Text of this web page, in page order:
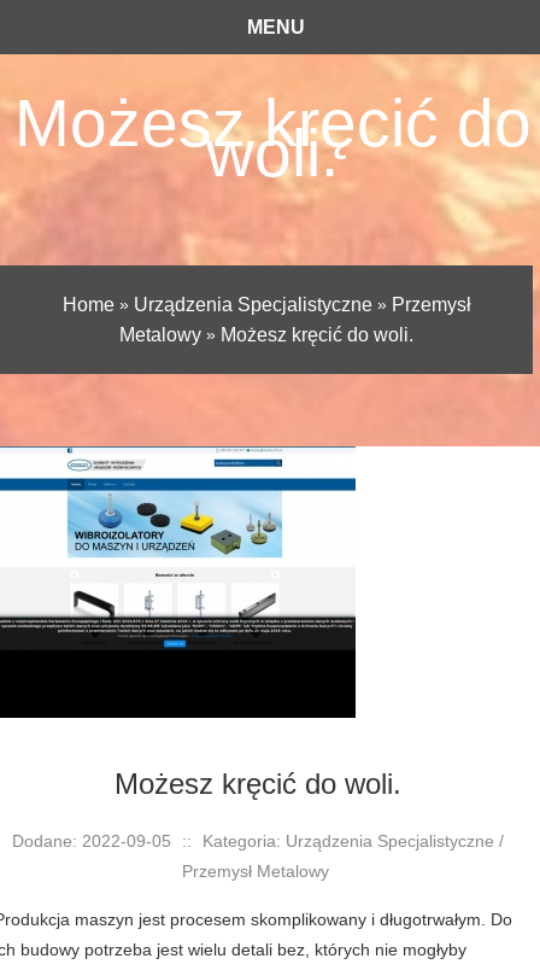
MENU
Możesz kręcić do
woli.
Home» Urządzenia Specjalistyczne» Przemysł
Metalowy » Możesz kręcić do woli.
Możesz kręcić do woli.
Dodane: 2022-09-05 ::
Kategoria: Urządzenia Specjalistyczne /
Przemysł Metalowy
maszyn jest procesem skomplikowany i długotrwałym. Do
budowy potrzeba jest wielu detali bez, których nie mogłyby